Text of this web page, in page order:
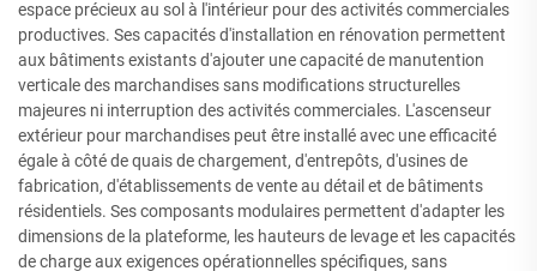
espace précieux au sol à l'intérieur pour des activités commerciales
productives. Ses capacités d'installation en rénovation permettent
aux bâtiments existants d'ajouter une capacité de manutention
verticale des marchandises sans modifications structurelles
majeures ni interruption des activités commerciales. L'ascenseur
extérieur pour marchandises peut être installé avec une efficacité
égale à côté de quais de chargement, d'entrepôts, d'usines de
fabrication, d'établissements de vente au détail et de bâtiments
résidentiels. Ses composants modulaires permettent d'adapter les
dimensions de la plateforme, les hauteurs de levage et les capacités
de charge aux exigences opérationnelles spécifiques, sans